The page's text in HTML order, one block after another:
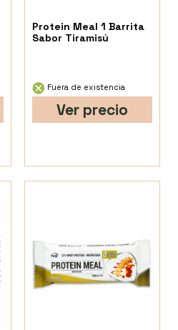
Protein Meal 1 Barrita
Sabor Tiramisú
Fuera de existencia
Ver precio